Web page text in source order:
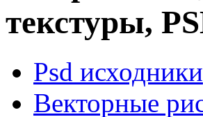
текстуры,
Psd исходники
Векторные